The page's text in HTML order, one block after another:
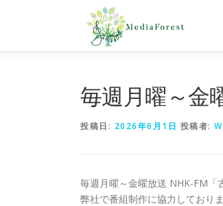
ン
毎週月曜～金
投稿日: 2026年6月1日 投稿者:
毎週月曜～金曜放送 NHK-FM「
弊社で番組制作に協力しておりま